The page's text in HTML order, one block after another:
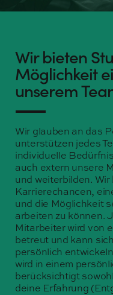
Wir bieten
Möglichkeit
unserem
Wir glauben an das
unterstützen jedes
individuelle
auch extern unsere
und weiterbilden.
Karrierechancen,
und die Möglichkeit
arbeiten zu können.
Mitarbeiter wird von
betreut und kann
persönlich
wird in einem
berücksichtigt
deine Erfahrung